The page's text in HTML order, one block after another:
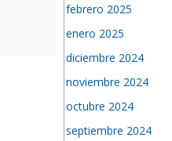
febrero 2025
enero 2025
diciembre 2024
noviembre 2024
octubre 2024
septiembre 2024